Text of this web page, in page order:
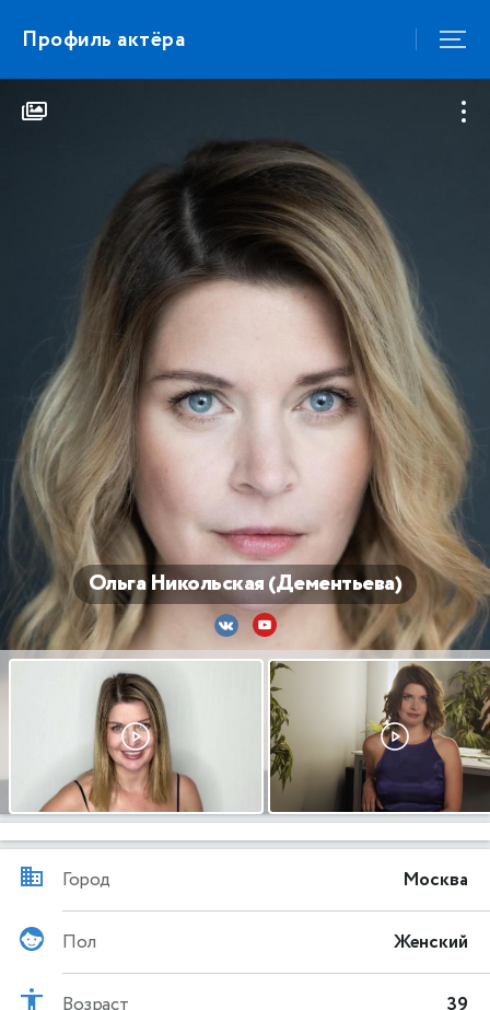
Профиль актёра
Ольга Никольская (Дементьева)
Город Москва
Пол Женский
Возраст 39